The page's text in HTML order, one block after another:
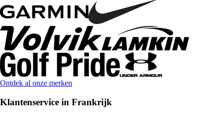
Ontdek al onze merken
Klantenservice in Frankrijk